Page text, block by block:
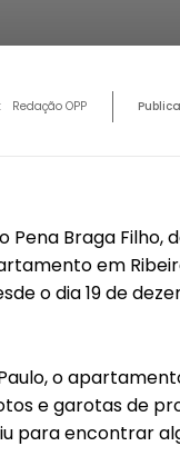
Redação OPP
Braga Filho,
em
o dia 19 de
o
e garotas de
para encontrar